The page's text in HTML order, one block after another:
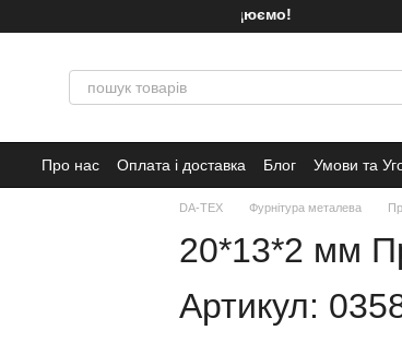
Ми працюємо!
Про нас Оплата і доставка Блог Умови та
DA-TEX Фурнітура металева
20*13*2 мм
Артикул: